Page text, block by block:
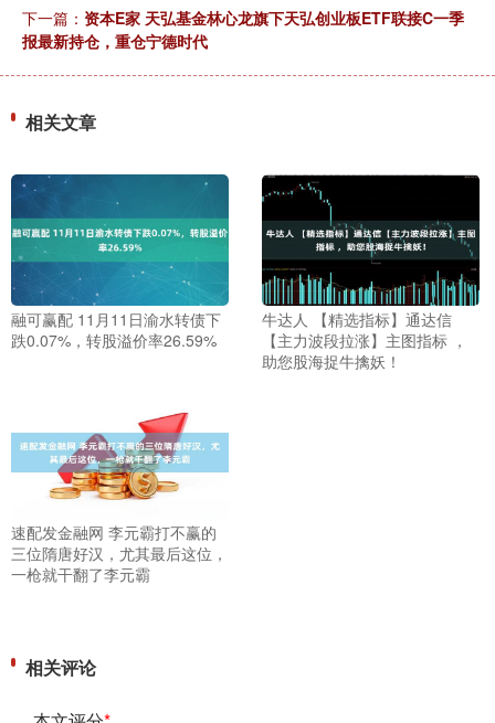
下一篇： 资本E家 天弘基金林心龙旗下天弘创业板ETF联接C一季
报最新持仓，重仓宁德时代
相关文章
融可赢配 11月11日渝水转债下
跌0.07%，转股溢价率26.59%
牛达人 【精选指标】通达信
【主力波段拉涨】主图指标 ，
助您股海捉牛擒妖！
速配发金融网 李元霸打不赢的
三位隋唐好汉，尤其最后这位，
一枪就干翻了李元霸
相关评论